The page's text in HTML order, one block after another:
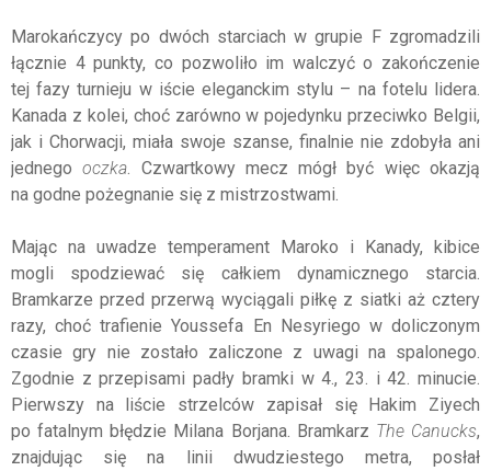
Marokańczycy po dwóch starciach w grupie F zgromadzili
łącznie 4 punkty, co pozwoliło im walczyć o zakończenie
tej fazy turnieju w iście eleganckim stylu – na fotelu lidera.
Kanada z kolei, choć zarówno w pojedynku przeciwko Belgii,
jak i Chorwacji, miała swoje szanse, finalnie nie zdobyła ani
jednegooczka . Czwartkowy mecz mógł być więc okazją
na godne pożegnanie się z mistrzostwami.
Mając na uwadze temperament Maroko i Kanady, kibice
mogli spodziewać się całkiem dynamicznego starcia.
Bramkarze przed przerwą wyciągali piłkę z siatki aż cztery
razy, choć trafienie Youssefa En Nesyriego w doliczonym
czasie gry nie zostało zaliczone z uwagi na spalonego.
Zgodnie z przepisami padły bramki w 4., 23. i 42. minucie.
Pierwszy na liście strzelców zapisał się Hakim Ziyech
po fatalnym błędzie Milana Borjana. Bramkarz The Canucks,
znajdując się na linii dwudziestego metra, posłał